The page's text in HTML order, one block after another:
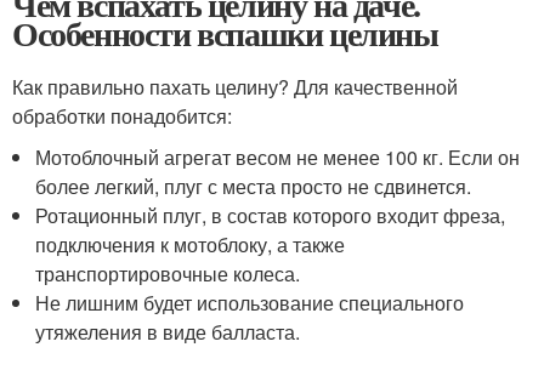
Особенности вспашки целины
Как правильно пахать целину? Для качественной
обработки понадобится:
Мотоблочный агрегат весом не менее 100 кг. Если он
более легкий, плуг с места просто не сдвинется.
Ротационный плуг, в состав которого входит фреза,
подключения к мотоблоку, а также
транспортировочные колеса.
Не лишним будет использование специального
утяжеления в виде балласта.